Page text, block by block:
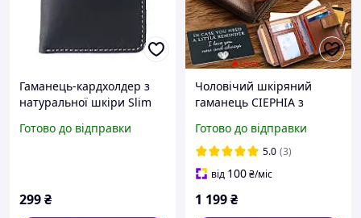
Гаманець-кардхолдер з
натуральної шкіри Slim
Готово до відправки
299₴
Чоловічий шкіряний
гаманець CIEPHIA з
місткий, натуральна
шкіра
Готово до відправки
5.0 (3)
від 100₴/міс
1 199₴